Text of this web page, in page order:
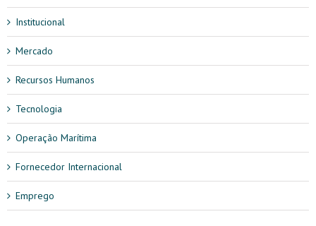
Institucional
Mercado
Recursos Humanos
Tecnologia
Operação Marítima
Fornecedor Internacional
Emprego